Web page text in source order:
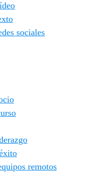
sociales
remotos